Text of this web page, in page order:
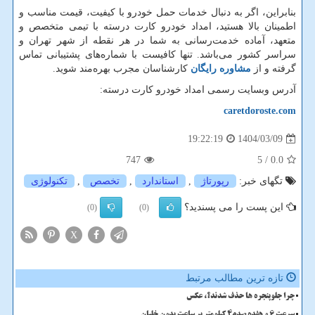
بنابراین، اگر به دنبال خدمات حمل خودرو با کیفیت، قیمت مناسب و
اطمینان بالا هستید، امداد خودرو کارت درسته با تیمی متخصص و
متعهد، آماده خدمت‌رسانی به شما در هر نقطه از شهر تهران و
سراسر کشور می‌باشد. تنها کافیست با شماره‌های پشتیبانی تماس
گرفته و از مشاوره رایگان کارشناسان مجرب بهره‌مند شوید.
آدرس وبسایت رسمی امداد خودرو کارت درسته:
caretdoroste.com
1404/03/09
19:22:19
0.0
/ 5
747
تگهای خبر:
رپورتاژ , استاندارد , تخصص , تكنولوژی
این پست را می پسندید؟ (0)
(0)
X
تازه ترین مطالب مرتبط
چرا جلوپنجره ها حذف شدند؟، عکس